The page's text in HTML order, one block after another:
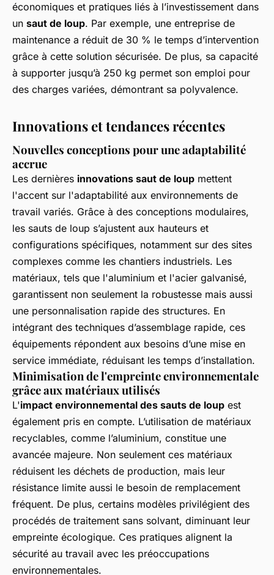
économiques et pratiques liés à l’investissement dans
un saut de loup. Par exemple, une entreprise de
maintenance a réduit de 30 % le temps d’intervention
grâce à cette solution sécurisée. De plus, sa capacité
à supporter jusqu’à 250 kg permet son emploi pour
des charges variées, démontrant sa polyvalence.
Innovations et tendances récentes
Nouvelles conceptions pour une adaptabilité
accrue
Les dernières innovations saut de loup mettent
l'accent sur l'adaptabilité aux environnements de
travail variés. Grâce à des conceptions modulaires,
les sauts de loup s’ajustent aux hauteurs et
configurations spécifiques, notamment sur des sites
complexes comme les chantiers industriels. Les
matériaux, tels que l'aluminium et l'acier galvanisé,
garantissent non seulement la robustesse mais aussi
une personnalisation rapide des structures. En
intégrant des techniques d’assemblage rapide, ces
équipements répondent aux besoins d’une mise en
service immédiate, réduisant les temps d’installation.
Minimisation de l'empreinte environnementale
grâce aux matériaux utilisés
L'impact environnemental des sauts de loup est
également pris en compte. L’utilisation de matériaux
recyclables, comme l’aluminium, constitue une
avancée majeure. Non seulement ces matériaux
réduisent les déchets de production, mais leur
résistance limite aussi le besoin de remplacement
fréquent. De plus, certains modèles privilégient des
procédés de traitement sans solvant, diminuant leur
empreinte écologique. Ces pratiques alignent la
sécurité au travail avec les préoccupations
environnementales.